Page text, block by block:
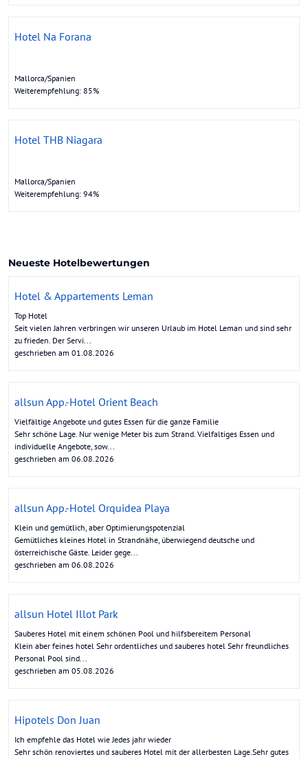
Hotel Na Forana
Mallorca/Spanien
Weiterempfehlung: 85%
Hotel THB Niagara
Mallorca/Spanien
Weiterempfehlung: 94%
Neueste Hotelbewertungen
Hotel & Appartements Leman
Top Hotel
Seit vielen Jahren verbringen wir unseren Urlaub im Hotel Leman und sind sehr
zu frieden. Der Servi...
geschrieben am 01.08.2026
allsun App.-Hotel Orient Beach
Vielfältige Angebote und gutes Essen für die ganze Familie
Sehr schöne Lage. Nur wenige Meter bis zum Strand. Vielfaltiges Essen und
individuelle Angebote, sow...
geschrieben am 06.08.2026
allsun App.-Hotel Orquidea Playa
Klein und gemütlich, aber Optimierungspotenzial
Gemütliches kleines Hotel in Strandnähe, überwiegend deutsche und
österreichische Gäste. Leider gege...
geschrieben am 06.08.2026
allsun Hotel Illot Park
Sauberes Hotel mit einem schönen Pool und hilfsbereitem Personal
Klein aber feines hotel Sehr ordentliches und sauberes hotel Sehr freundliches
Personal Pool sind...
geschrieben am 05.08.2026
Hipotels Don Juan
Ich empfehle das Hotel wie Jedes jahr wieder
Sehr schön renoviertes und sauberes Hotel mit der allerbesten Lage.Sehr gutes